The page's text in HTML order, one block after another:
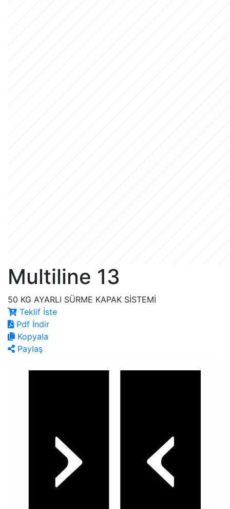
Multiline 13
50 KG AYARLI SÜRME KAPAK SİSTEMİ
Teklif İste
Pdf İndir
Kopyala
Paylaş